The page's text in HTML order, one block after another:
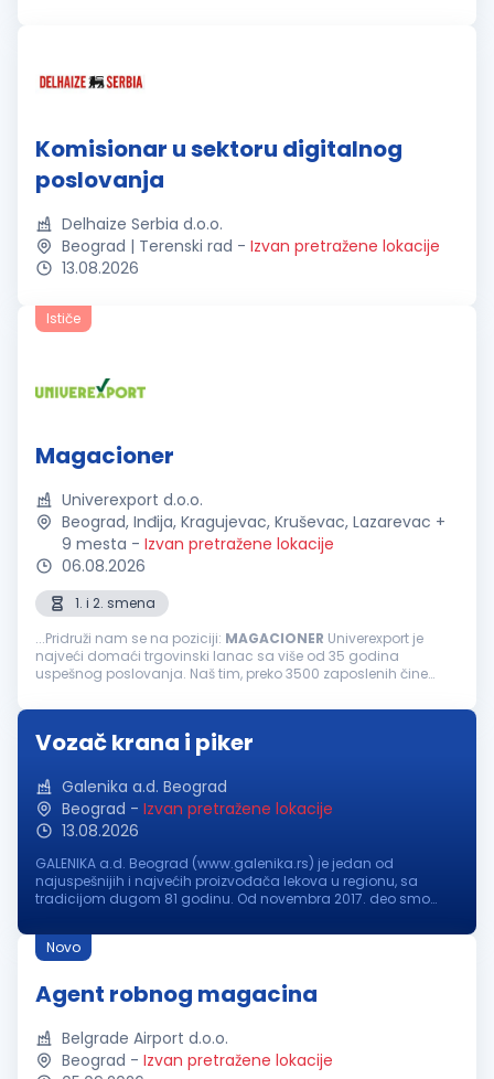
Komisionar u sektoru digitalnog
poslovanja
Delhaize Serbia d.o.o.
Beograd | Terenski rad - Izvan pretražene lokacije
13.08.2026
Ističe
Magacioner
Univerexport d.o.o.
Beograd, Inđija, Kragujevac, Kruševac, Lazarevac +
9 mesta - Izvan pretražene lokacije
06.08.2026
1. i 2. smena
...Pridruži nam se na poziciji: MAGACIONER Univerexport je
najveći domaći trgovinski lanac sa više od 35 godina
uspešnog poslovanja. Naš tim, preko 3500 zaposlenih čine
Svakodnevno težimo izvrsnosti...
Vozač krana i piker
Galenika a.d. Beograd
Beograd - Izvan pretražene lokacije
13.08.2026
GALENIKA a.d. Beograd (www.galenika.rs) je jedan od
najuspešnijih i najvećih proizvođača lekova u regionu, sa
tradicijom dugom 81 godinu. Od novembra 2017. deo smo
najvećih farmaceutskih korporacij...
Novo
Agent robnog magacina
Belgrade Airport d.o.o.
Beograd - Izvan pretražene lokacije